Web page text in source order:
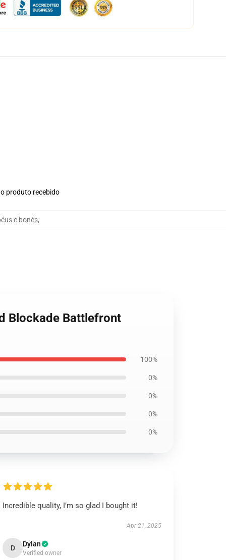
produto recebido
e bonés,
Blockade Battlefront
100%
0%
0%
0%
0%
Incredible quality, I’m so glad I bought it!
Apr 21, 2025
D Dylan
Verified owner